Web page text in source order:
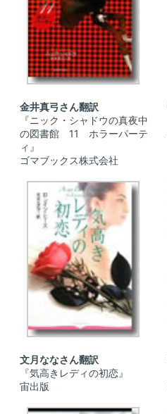
金井真弓さん翻訳
『ニック・シャドウの真夜中
の図書館 11 ホラーパーテ
ィ』
ゴマブックス株式会社
文月ななさん翻訳
『気高きレディの初恋』
宙出版